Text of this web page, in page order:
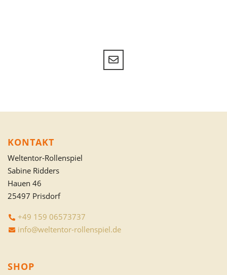
KONTAKT
Weltentor-Rollenspiel
Sabine Ridders
Hauen 46
25497 Prisdorf
+49 159 06573737
info@weltentor-rollenspiel.de
SHOP